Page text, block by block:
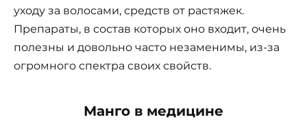
уходу за волосами, средств от растяжек.
Препараты, в состав которых оно входит, очень
полезны и довольно часто незаменимы, из-за
огромного спектра своих свойств.
Манго в медицине